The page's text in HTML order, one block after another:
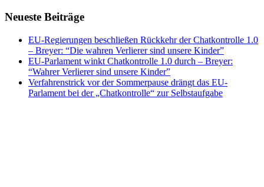
Neueste Beiträge
EU-Regierungen beschließen Rückkehr der Chatkontrolle 1.0
– Breyer: “Die wahren Verlierer sind unsere Kinder”
EU-Parlament winkt Chatkontrolle 1.0 durch – Breyer:
“Wahrer Verlierer sind unsere Kinder”
Verfahrenstrick vor der Sommerpause drängt das EU-
Parlament bei der „Chatkontrolle“ zur Selbstaufgabe